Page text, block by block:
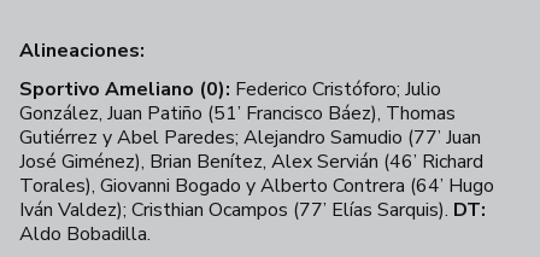
Alineaciones:
Sportivo Ameliano (0): Federico Cristóforo; Julio
González, Juan Patiño (51’ Francisco Báez), Thomas
Gutiérrez y Abel Paredes; Alejandro Samudio (77’ Juan
José Giménez), Brian Benítez, Alex Servián (46’ Richard
Torales), Giovanni Bogado y Alberto Contrera (64’ Hugo
Iván Valdez); Cristhian Ocampos (77’ Elías Sarquis). DT:
Aldo Bobadilla.